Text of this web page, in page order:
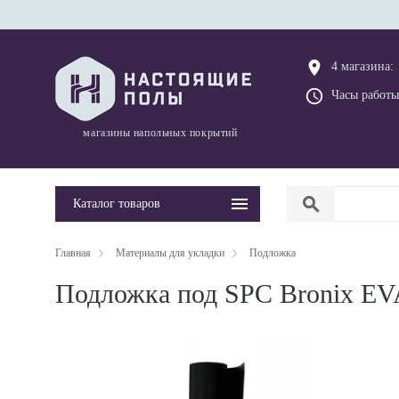
магазины напольных покрытий
place 4 магазина:
query_builder Часы
Каталог товаров search
Главная Материалы для укладки Подложка
Подложка под SPC Bronix